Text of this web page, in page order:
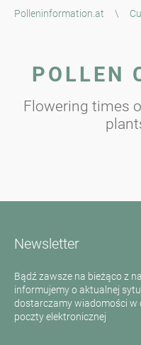
Polleninformation.at \
POLLEN
Flowering times
Newsletter
Bądź zawsze na bieżąco z
informujemy o aktualnej
dostarczamy wiadomości w
poczty elektronicznej